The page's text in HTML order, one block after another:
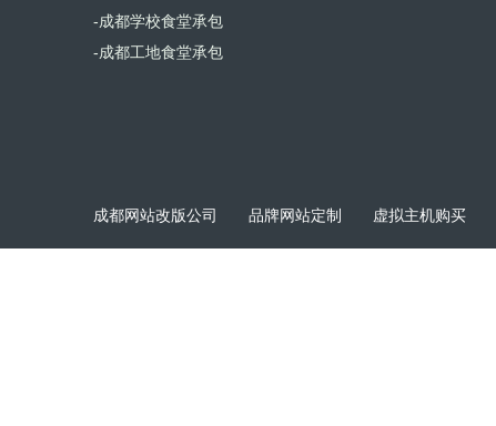
-成都学校食堂承包
-成都工地食堂承包
成都网站改版公司 品牌网站定制 虚拟主机购买